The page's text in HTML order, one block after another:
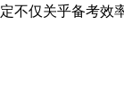
不仅关乎备考效